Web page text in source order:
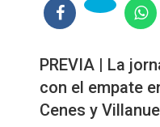
PREVIA | La
con el empate
Cenes y